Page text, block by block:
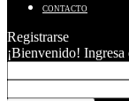
CONTACTO
Registrarse
¡Bienvenido! Ingresa